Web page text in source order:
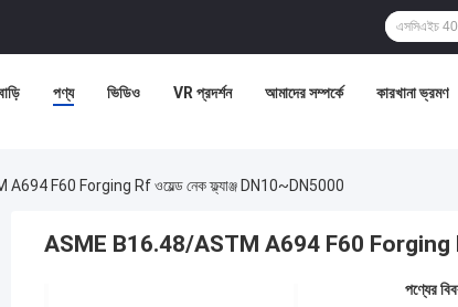
পণ্য ভিডিও VR প্রদর্শন আমাদের সম্পর্কে কারখানা ভ্রমণ
F60 Forging Rf ওয়েল্ড নেক ফ্ল্যাঞ্জ DN10~DN5000
ASME B16.48/ASTM A694 F60 Forging Rf
পণ্যের